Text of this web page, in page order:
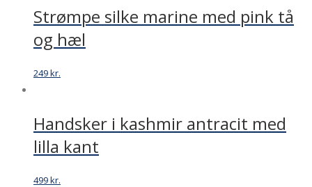
Strømpe silke marine med pink tå
og hæl
249kr.
Handsker i kashmir antracit med
lilla kant
499kr.